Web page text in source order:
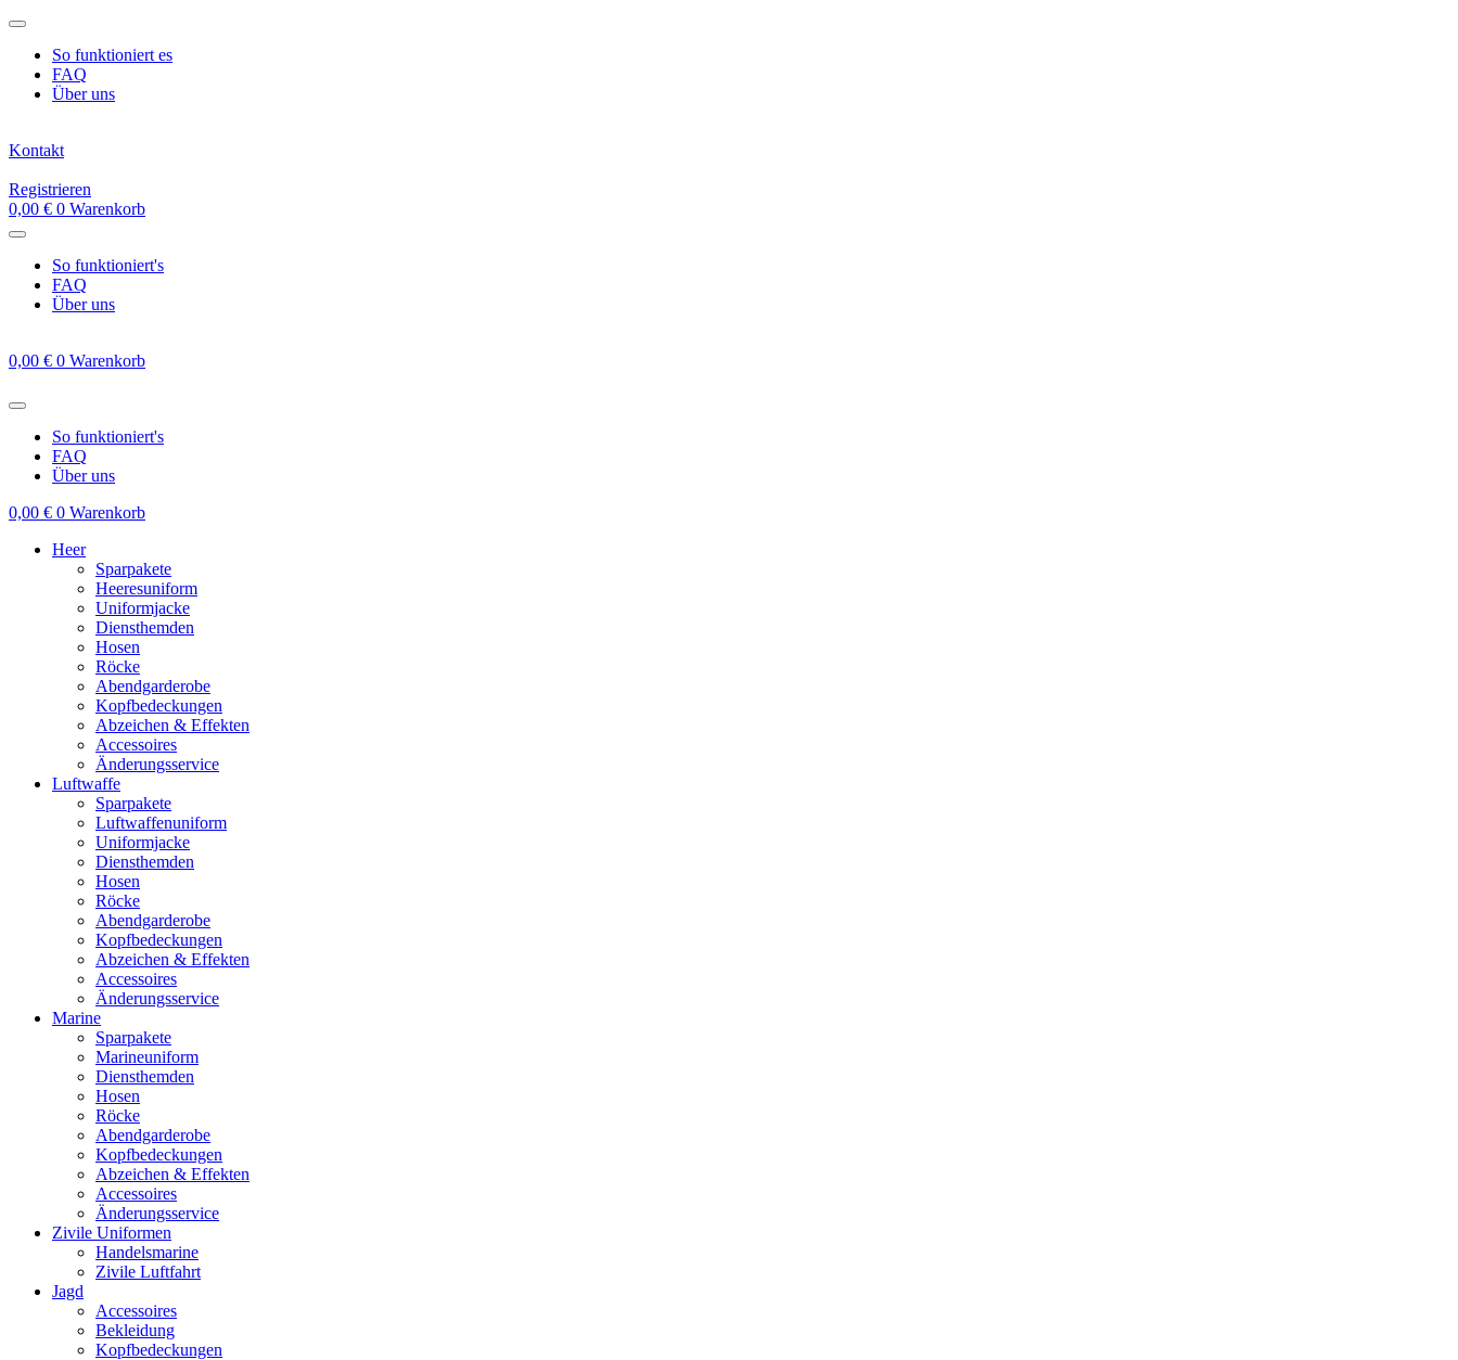
Zum
springenSo funktioniert es
FAQ
Über uns
Kontakt
Registrieren
0,00 € 0 Warenkorb
So funktioniert's
FAQ
Über uns
0,00 € 0 Warenkorb
So funktioniert's
FAQ
Über uns
0,00 € 0 Warenkorb
Heer
Sparpakete
Heeresuniform
Uniformjacke
Diensthemden
Hosen
Röcke
Abendgarderobe
Kopfbedeckungen
Abzeichen & Effekten
Accessoires
Änderungsservice
Luftwaffe
Sparpakete
Luftwaffenuniform
Uniformjacke
Diensthemden
Hosen
Röcke
Abendgarderobe
Kopfbedeckungen
Abzeichen & Effekten
Accessoires
Änderungsservice
Marine
Sparpakete
Marineuniform
Diensthemden
Hosen
Röcke
Abendgarderobe
Kopfbedeckungen
Abzeichen & Effekten
Accessoires
Änderungsservice
Zivile Uniformen
Handelsmarine
Zivile Luftfahrt
Jagd
Accessoires
Bekleidung
Kopfbedeckungen